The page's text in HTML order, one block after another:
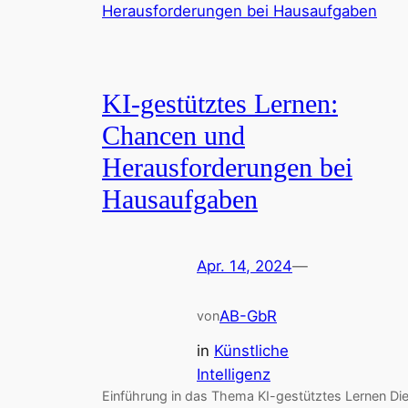
KI-gestütztes Lernen:
Chancen und
Herausforderungen bei
Hausaufgaben
Apr. 14, 2024—
vonAB-GbR
in Künstliche
Intelligenz
Einführung in das Thema KI-gestütztes Lernen Die